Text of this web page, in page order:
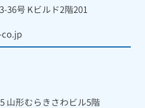
36号 Kビルド2階201
山形むらきさわビル5階